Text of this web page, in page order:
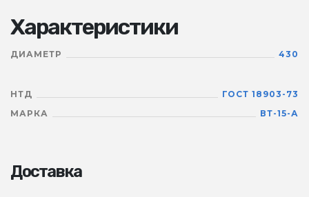
Характеристики
ДИАМЕТР 430
НТД
ГОСТ 18903-73
МАРКА
ВТ-15-А
Доставка